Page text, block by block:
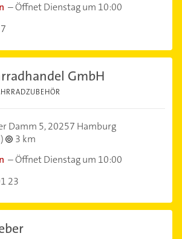
–Öffnet Dienstag um 10:00
GmbH
Damm 5,20257 Hamburg
3 km
–Öffnet Dienstag um 10:00
23